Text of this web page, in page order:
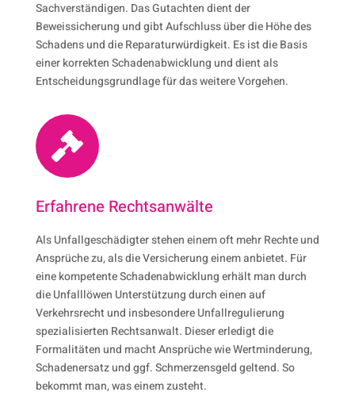
Sachverständigen. Das Gutachten dient der
Beweissicherung und gibt Aufschluss über die Höhe des
Schadens und die Reparaturwürdigkeit. Es ist die Basis
einer korrekten Schadenabwicklung und dient als
Entscheidungsgrundlage für das weitere Vorgehen.

Erfahrene Rechtsanwälte
Als Unfallgeschädigter stehen einem oft mehr Rechte und
Ansprüche zu, als die Versicherung einem anbietet. Für
eine kompetente Schadenabwicklung erhält man durch
die Unfalllöwen Unterstützung durch einen auf
Verkehrsrecht und insbesondere Unfallregulierung
spezialisierten Rechtsanwalt. Dieser erledigt die
Formalitäten und macht Ansprüche wie Wertminderung,
Schadenersatz und ggf. Schmerzensgeld geltend. So
bekommt man, was einem zusteht.